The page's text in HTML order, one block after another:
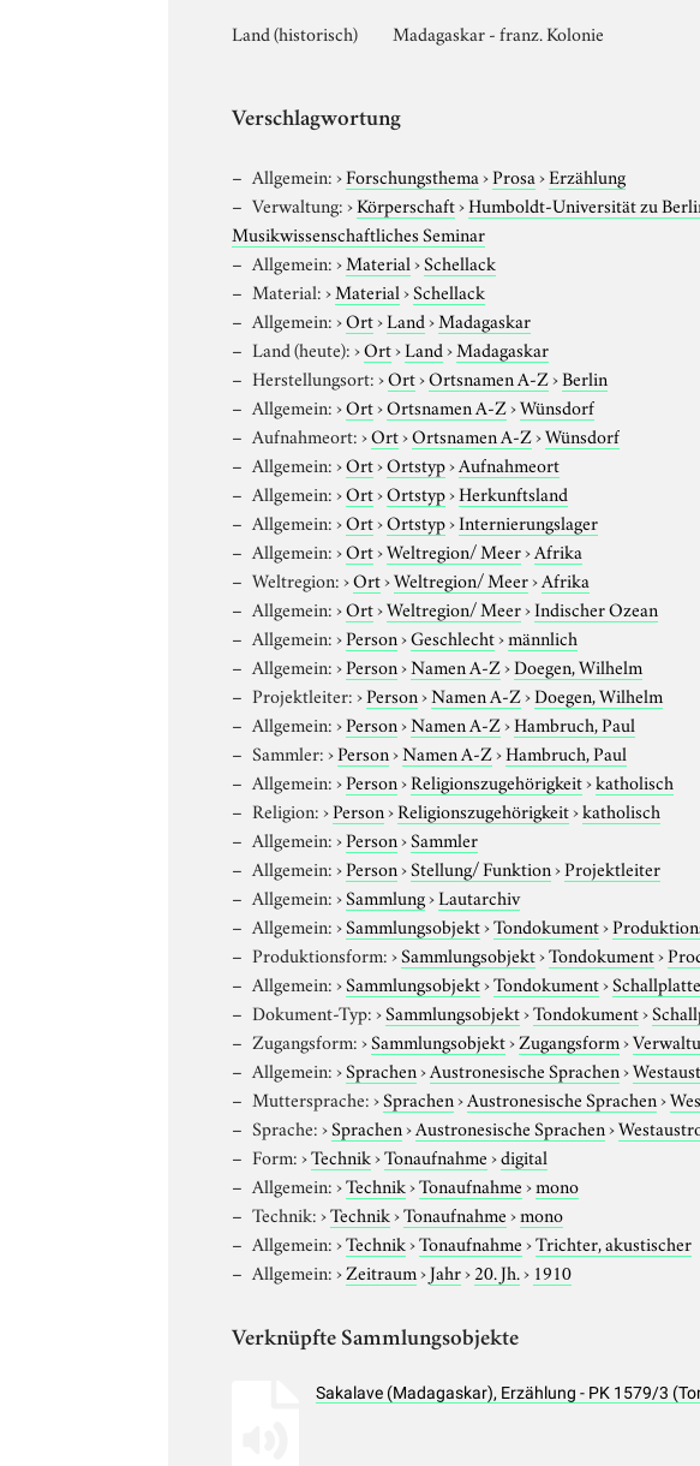
Land (historisch) Madagaskar - franz. Kolonie
Verschlagwortung
Allgemein:›Forschungsthema›Prosa›Erzählung
Verwaltung:›Körperschaft›Humboldt-Universität zu
Musikwissenschaftliches Seminar
Allgemein:›Material›Schellack
Material:›Material›Schellack
Allgemein:›Ort›Land›Madagaskar
Land (heute):›Ort›Land›Madagaskar
Herstellungsort:›Ort›Ortsnamen A-Z›Berlin
Allgemein:›Ort›Ortsnamen A-Z›Wünsdorf
Aufnahmeort:›Ort›Ortsnamen A-Z›Wünsdorf
Allgemein:›Ort›Ortstyp›Aufnahmeort
Allgemein:›Ort›Ortstyp›Herkunftsland
Allgemein:›Ort›Ortstyp›Internierungslager
Allgemein:›Ort›Weltregion/ Meer›Afrika
Weltregion:›Ort›Weltregion/ Meer›Afrika
Allgemein:›Ort›Weltregion/ Meer›Indischer Ozean
Allgemein:›Person›Geschlecht›männlich
Allgemein:›Person›Namen A-Z›Doegen, Wilhelm
Projektleiter:›Person›Namen A-Z›Doegen, Wilhelm
Allgemein:›Person›Namen A-Z›Hambruch, Paul
Sammler:›Person›Namen A-Z›Hambruch, Paul
Allgemein:›Person›Religionszugehörigkeit›katholisch
Religion:›Person›Religionszugehörigkeit›katholisch
Allgemein:›Person›Sammler
Allgemein:›Person›Stellung/ Funktion›Projektleiter
Allgemein:›Sammlung›Lautarchiv
Allgemein:›Sammlungsobjekt›Tondokument›
Produktionsform:›Sammlungsobjekt›Tondokument›
Allgemein:›Sammlungsobjekt›Tondokument›Schallplatte
Dokument-Typ:›Sammlungsobjekt›Tondokument›
Zugangsform:›Sammlungsobjekt›Zugangsform›
Allgemein:›Sprachen›Austronesische Sprachen›
Muttersprache:›Sprachen›Austronesische Sprachen›
Sprache:›Sprachen›Austronesische Sprachen›
Form:›Technik›Tonaufnahme›digital
Allgemein:›Technik›Tonaufnahme›mono
Technik:›Technik›Tonaufnahme›mono
Allgemein:›Technik›Tonaufnahme›Trichter, akustischer
Allgemein:›Zeitraum›Jahr›20. Jh.› 1910
Verknüpfte Sammlungsobjekte
Sakalave (Madagaskar), Erzählung - PK 1579/3